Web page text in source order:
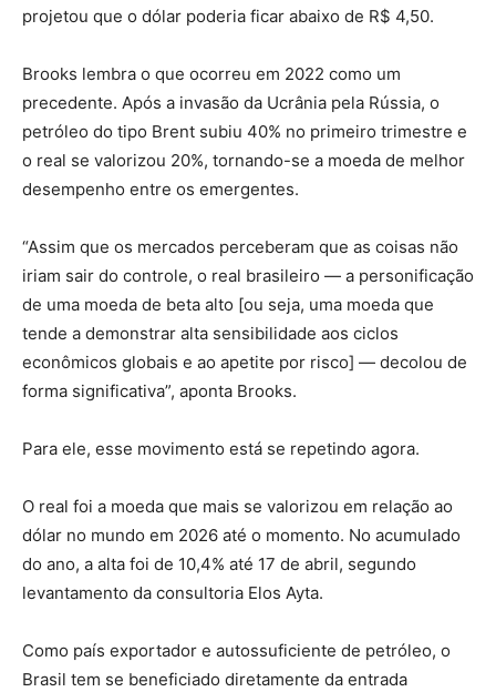
projetou que o dólar poderia ficar abaixo de R$ 4,50.
Brooks lembra o que ocorreu em 2022 como um
precedente. Após a invasão da Ucrânia pela Rússia, o
petróleo do tipo Brent subiu 40% no primeiro trimestre e
o real se valorizou 20%, tornando-se a moeda de melhor
desempenho entre os emergentes.
“Assim que os mercados perceberam que as coisas não
iriam sair do controle, o real brasileiro — a personificação
de uma moeda de beta alto [ou seja, uma moeda que
tende a demonstrar alta sensibilidade aos ciclos
econômicos globais e ao apetite por risco] — decolou de
forma significativa”, aponta Brooks.
Para ele, esse movimento está se repetindo agora.
O real foi a moeda que mais se valorizou em relação ao
dólar no mundo em 2026 até o momento. No acumulado
do ano, a alta foi de 10,4% até 17 de abril, segundo
levantamento da consultoria Elos Ayta.
Como país exportador e autossuficiente de petróleo, o
Brasil tem se beneficiado diretamente da entrada